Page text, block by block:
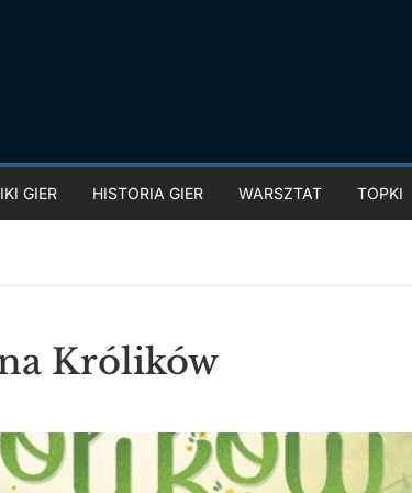
GIER HISTORIA GIER WARSZTAT TOPKI
Królików